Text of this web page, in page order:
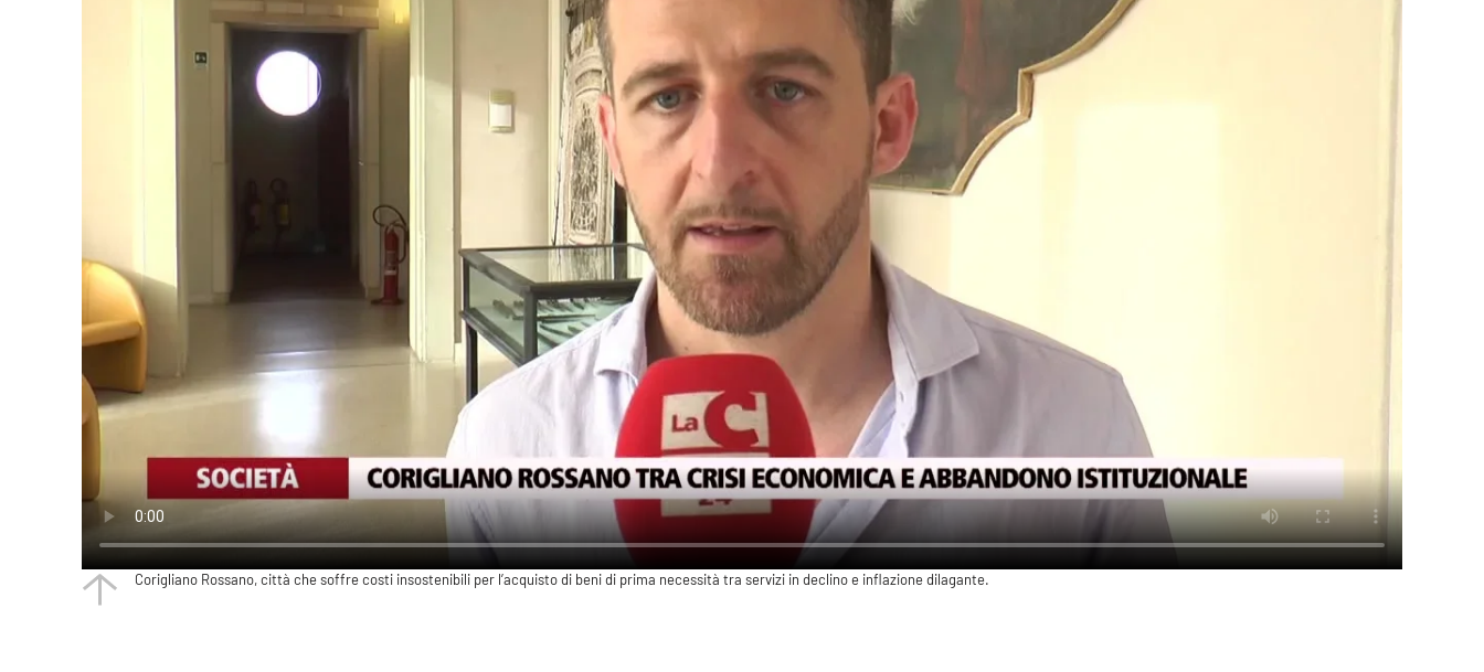
Economia e Lavoro
Corigliano Rossano, città che soffre costi insostenibili per l’acquisto di beni di prima necessità tra servizi in declino e inflazione dilagante.